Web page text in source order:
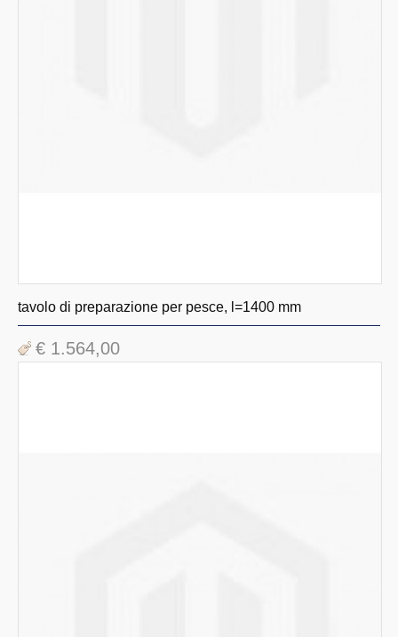
tavolo di preparazione per pesce, l=1400 mm
€ 1.564,00